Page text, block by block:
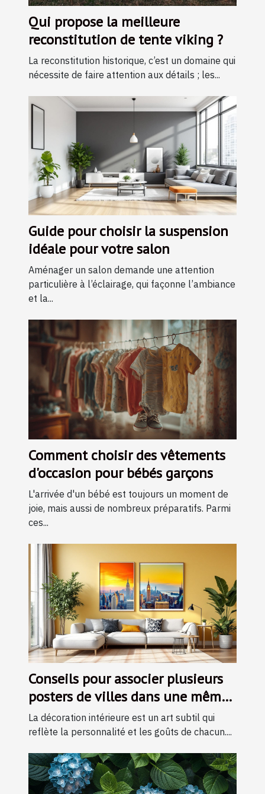
Qui propose la meilleure
reconstitution de tente viking ?
La reconstitution historique, c’est un domaine qui
nécessite de faire attention aux détails ; les...
Guide pour choisir la suspension
idéale pour votre salon
Aménager un salon demande une attention
particulière à l’éclairage, qui façonne l’ambiance
et la...
Comment choisir des vêtements
d'occasion pour bébés garçons
L'arrivée d'un bébé est toujours un moment de
joie, mais aussi de nombreux préparatifs. Parmi
ces...
Conseils pour associer plusieurs
posters de villes dans une même
pièce
La décoration intérieure est un art subtil qui
reflète la personnalité et les goûts de chacun....